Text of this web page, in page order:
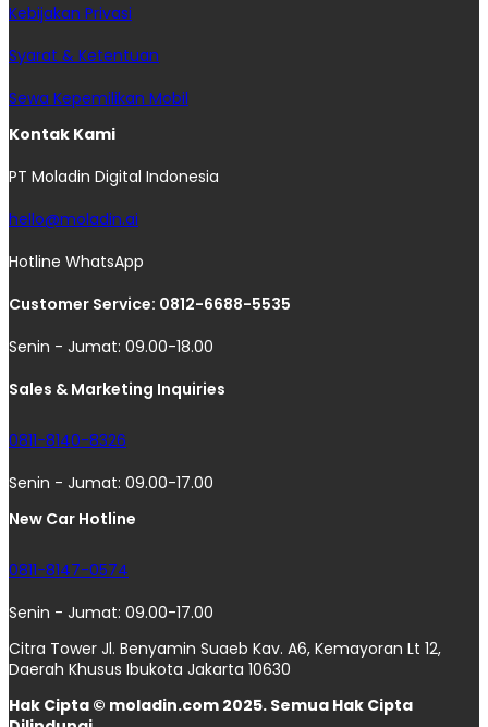
Kebijakan Privasi
Syarat & Ketentuan
Sewa Kepemilikan Mobil
Kontak Kami
PT Moladin Digital Indonesia
hello@moladin.ai
Hotline WhatsApp
Customer Service: 0812-6688-5535
Senin - Jumat: 09.00-18.00
Sales & Marketing Inquiries
0811-8140-8326
Senin - Jumat: 09.00-17.00
New Car Hotline
0811-8147-0574
Senin - Jumat: 09.00-17.00
Citra Tower Jl. Benyamin Suaeb Kav. A6, Kemayoran Lt 12,
Daerah Khusus Ibukota Jakarta 10630
Hak Cipta © moladin.com 2025. Semua Hak Cipta